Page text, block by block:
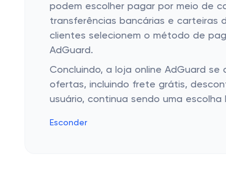
podem escolher pagar por meio de
transferências bancárias e carteiras
clientes selecionem o método de
AdGuard.
Concluindo, a loja online AdGuard
ofertas, incluindo frete grátis,
usuário, continua sendo uma
Esconder